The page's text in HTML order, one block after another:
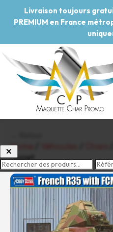
Livraison toujours
PREMIUM en France
-20% Pouvoir d'achat
Rechercher des produits...
Home
Turret